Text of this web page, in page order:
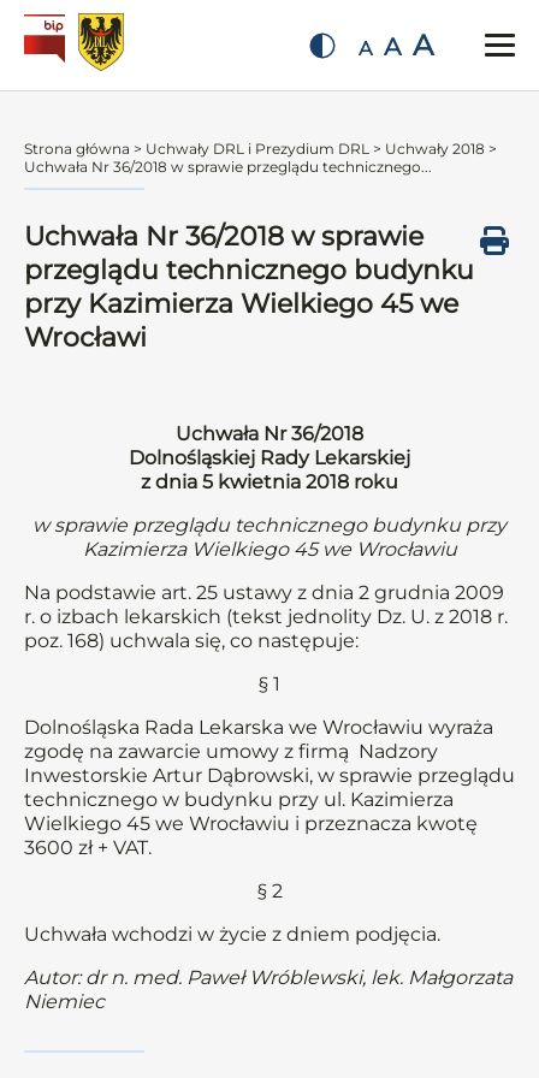
A A A
Strona główna > Uchwały DRL i Prezydium DRL > Uchwały 2018 >
Uchwała Nr 36/2018 w sprawie przeglądu technicznego...
Uchwała Nr 36/2018 w sprawie
przeglądu technicznego budynku
przy Kazimierza Wielkiego 45 we
Wrocławi
Uchwała Nr 36/2018
Dolnośląskiej Rady Lekarskiej
z dnia 5 kwietnia 2018 roku
w sprawie przeglądu technicznego budynku przy
Kazimierza Wielkiego 45 we Wrocławiu
Na podstawie art. 25 ustawy z dnia 2 grudnia 2009
r. o izbach lekarskich (tekst jednolity Dz. U. z 2018 r.
poz. 168) uchwala się, co następuje:
§ 1
Dolnośląska Rada Lekarska we Wrocławiu wyraża
zgodę na zawarcie umowy z firmą Nadzory
Inwestorskie Artur Dąbrowski, w sprawie przeglądu
technicznego w budynku przy ul. Kazimierza
Wielkiego 45 we Wrocławiu i przeznacza kwotę
3600 zł + VAT.
§ 2
Uchwała wchodzi w życie z dniem podjęcia.
Autor: dr n. med. Paweł Wróblewski, lek. Małgorzata
Niemiec